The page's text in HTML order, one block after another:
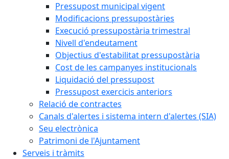
Pressupost municipal vigent
Modificacions pressupostàries
Execució pressupostària trimestral
Nivell d'endeutament
Objectius d'estabilitat pressupostària
Cost de les campanyes institucionals
Liquidació del pressupost
Pressupost exercicis anteriors
Relació de contractes
Canals d'alertes i sistema intern d'alertes (SIA)
Seu electrònica
Patrimoni de l'Ajuntament
Serveis i tràmits